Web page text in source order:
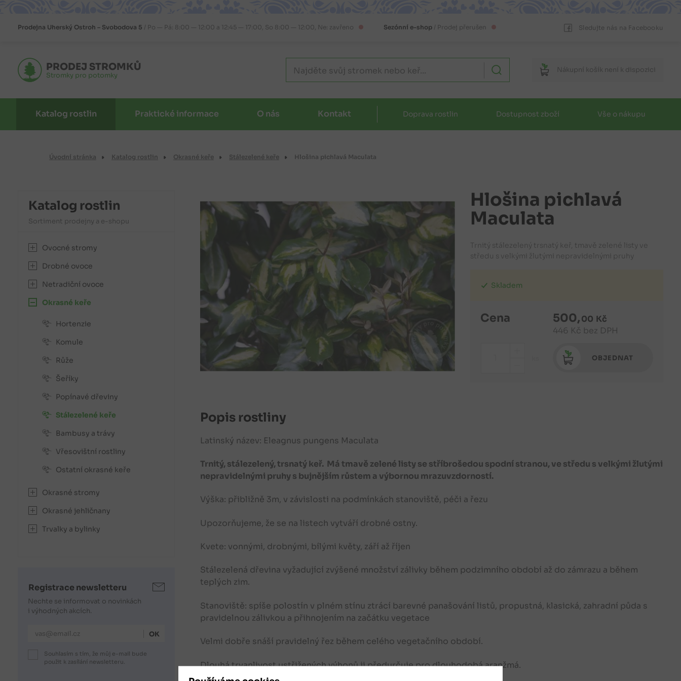
Prodejna Uherský Ostroh – Svobodova 5 Po — Pá: 8:00 — 12:00 a 12:45 — 17:00, So 8:00 — 12:00, Ne: zavřeno Sezónní e-shop/ Prodej přerušen Sledujte nás na Facebooku
PRODEJ STROMKŮ
Stromky pro potomky
Nákupní košík není k dispozici
Katalog rostlin Praktické informace O nás Kontakt Doprava rostlin Dostupnost zboží Vše o nákupu
Úvodní stránka Katalog rostlin Okrasné keře Stálezelené keře Hlošina pichlavá Maculata
Hlošina pichlavá
Maculata
Trnitý stálezelený trsnatý keř, tmavě zelené listy ve
středu s velkými žlutými nepravidelnými pruhy
Skladem
Cena 500,00 Kč
446 Kč bez DPH
OBJEDNAT
Popis rostliny
Latinský název: Eleagnus pungens Maculata
Trnitý, stálezelený, trsnatý keř. Má tmavě zelené listy se stříbrošedou spodní stranou, ve středu s velkými žlutými
nepravidelnými pruhy s bujnějším růstem a výbornou mrazuvzdorností.
Výška: přibližně 3m, v závislosti na podmínkách stanoviště, péči a řezu
Upozorňujeme, že se na listech vytváří drobné ostny.
Kvete: vonnými, drobnými, bílými květy, září až říjen
Stálezelená dřevina vyžadující zvýšené množství zálivky během podzimního období až do zámrazu a během
teplých zim.
Stanoviště: spíše polostín v plném stínu ztrácí barevné panašování listů, propustná, klasická, zahradní půda s
pravidelnou zálivkou a přihnojením na začátku vegetace
Velmi dobře snáší pravidelný řez během celého vegetačního období.
Dlouhá trvanlivost ustřižených výhonů ji předurčuje pro dlouhodobá aranžmá.
Katalog rostlin
Sortiment prodejny a e-shopu
Ovocné stromy
Drobné ovoce
Netradiční ovoce
Okrasné keře
Hortenzie
Komule
Růže
Šeříky
Popínavé dřeviny
Stálezelené keře
Bambusy a trávy
Vřesovištní rostliny
Ostatní okrasné keře
Okrasné stromy
Okrasné jehličnany
Trvalky a bylinky
Registrace newsletteru
Nechte se informovat o novinkách
i výhodných akcích.
E-mailová adresa
Souhlasím s tím, že můj e-mail bude
použit k zasílání newsletteru.